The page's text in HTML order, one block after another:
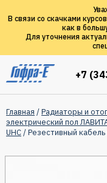
В связи со скачками
как в
Для уточнения
+7
Главная /Радиаторы и
электрический пол
UHC/ Резестивный